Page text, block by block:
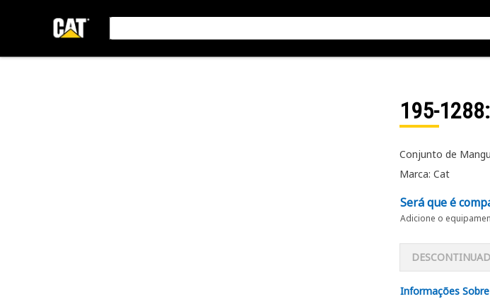
195-1288
Conjunto de
Marca: Cat
Será que é
Adicione o
Informações